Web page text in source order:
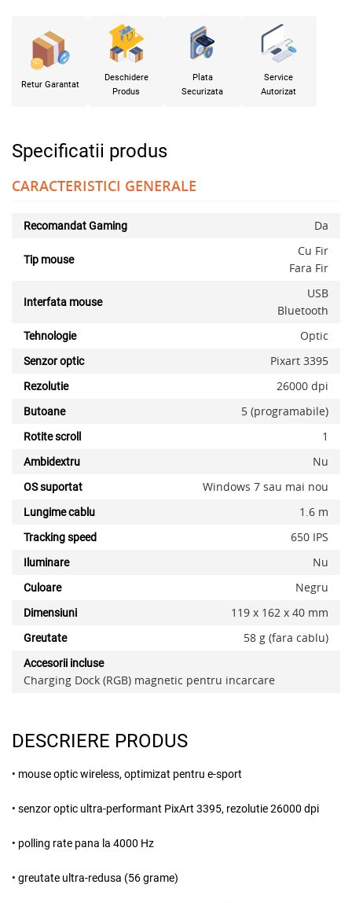
Retur Garantat
Deschidere
Produs
Plata
Securizata
Service
Autorizat
Specificatii produs
CARACTERISTICI GENERALE
Recomandat Gaming Da
Tip mouse
Cu Fir
Fara Fir
Interfata mouse
USB
Bluetooth
Tehnologie Optic
Senzor optic Pixart 3395
Rezolutie 26000 dpi
Butoane 5 (programabile)
Rotite scroll 1
Ambidextru Nu
OS suportat Windows 7 sau mai nou
Lungime cablu 1.6 m
Tracking speed 650 IPS
Iluminare Nu
Culoare Negru
Dimensiuni 119 x 162 x 40 mm
Greutate 58 g (fara cablu)
Accesorii incluse
Charging Dock (RGB) magnetic pentru incarcare
DESCRIERE PRODUS
• mouse optic wireless, optimizat pentru e-sport
• senzor optic ultra-performant PixArt 3395, rezolutie26000 dpi
• polling rate pana la 4000 Hz
• greutate ultra-redusa (56 grame)